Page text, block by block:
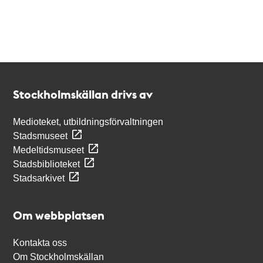
Stockholmskällan drivs av
Medioteket, utbildningsförvaltningen
Stadsmuseet
Medeltidsmuseet
Stadsbiblioteket
Stadsarkivet
Om webbplatsen
Kontakta oss
Om Stockholmskällan